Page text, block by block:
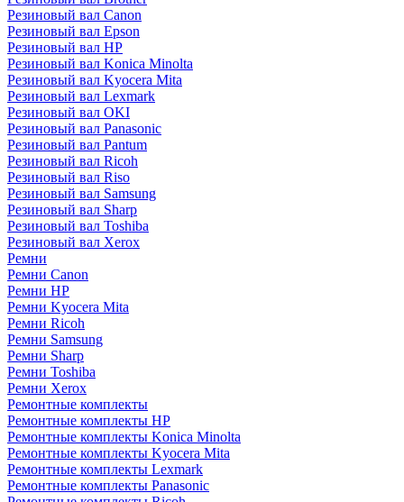
Резиновый вал Canon
Резиновый вал Epson
Резиновый вал HP
Резиновый вал Konica Minolta
Резиновый вал Kyocera Mita
Резиновый вал Lexmark
Резиновый вал OKI
Резиновый вал Panasonic
Резиновый вал Pantum
Резиновый вал Ricoh
Резиновый вал Riso
Резиновый вал Samsung
Резиновый вал Sharp
Резиновый вал Toshiba
Резиновый вал Xerox
Ремни
Ремни Canon
Ремни HP
Ремни Kyocera Mita
Ремни Ricoh
Ремни Samsung
Ремни Sharp
Ремни Toshiba
Ремни Xerox
Ремонтные комплекты
Ремонтные комплекты HP
Ремонтные комплекты Konica Minolta
Ремонтные комплекты Kyocera Mita
Ремонтные комплекты Lexmark
Ремонтные комплекты Panasonic